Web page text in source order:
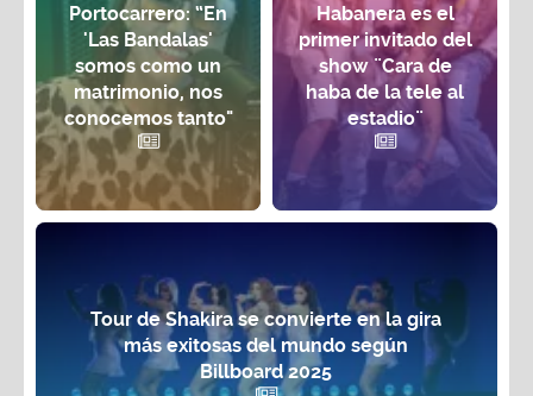
Portocarrero: “En
'Las Bandalas'
somos como un
matrimonio, nos
conocemos tanto"
Habanera es el
primer invitado del
show ¨Cara de
haba de la tele al
estadio¨
Tour de Shakira se convierte en la gira
más exitosas del mundo según
Billboard 2025